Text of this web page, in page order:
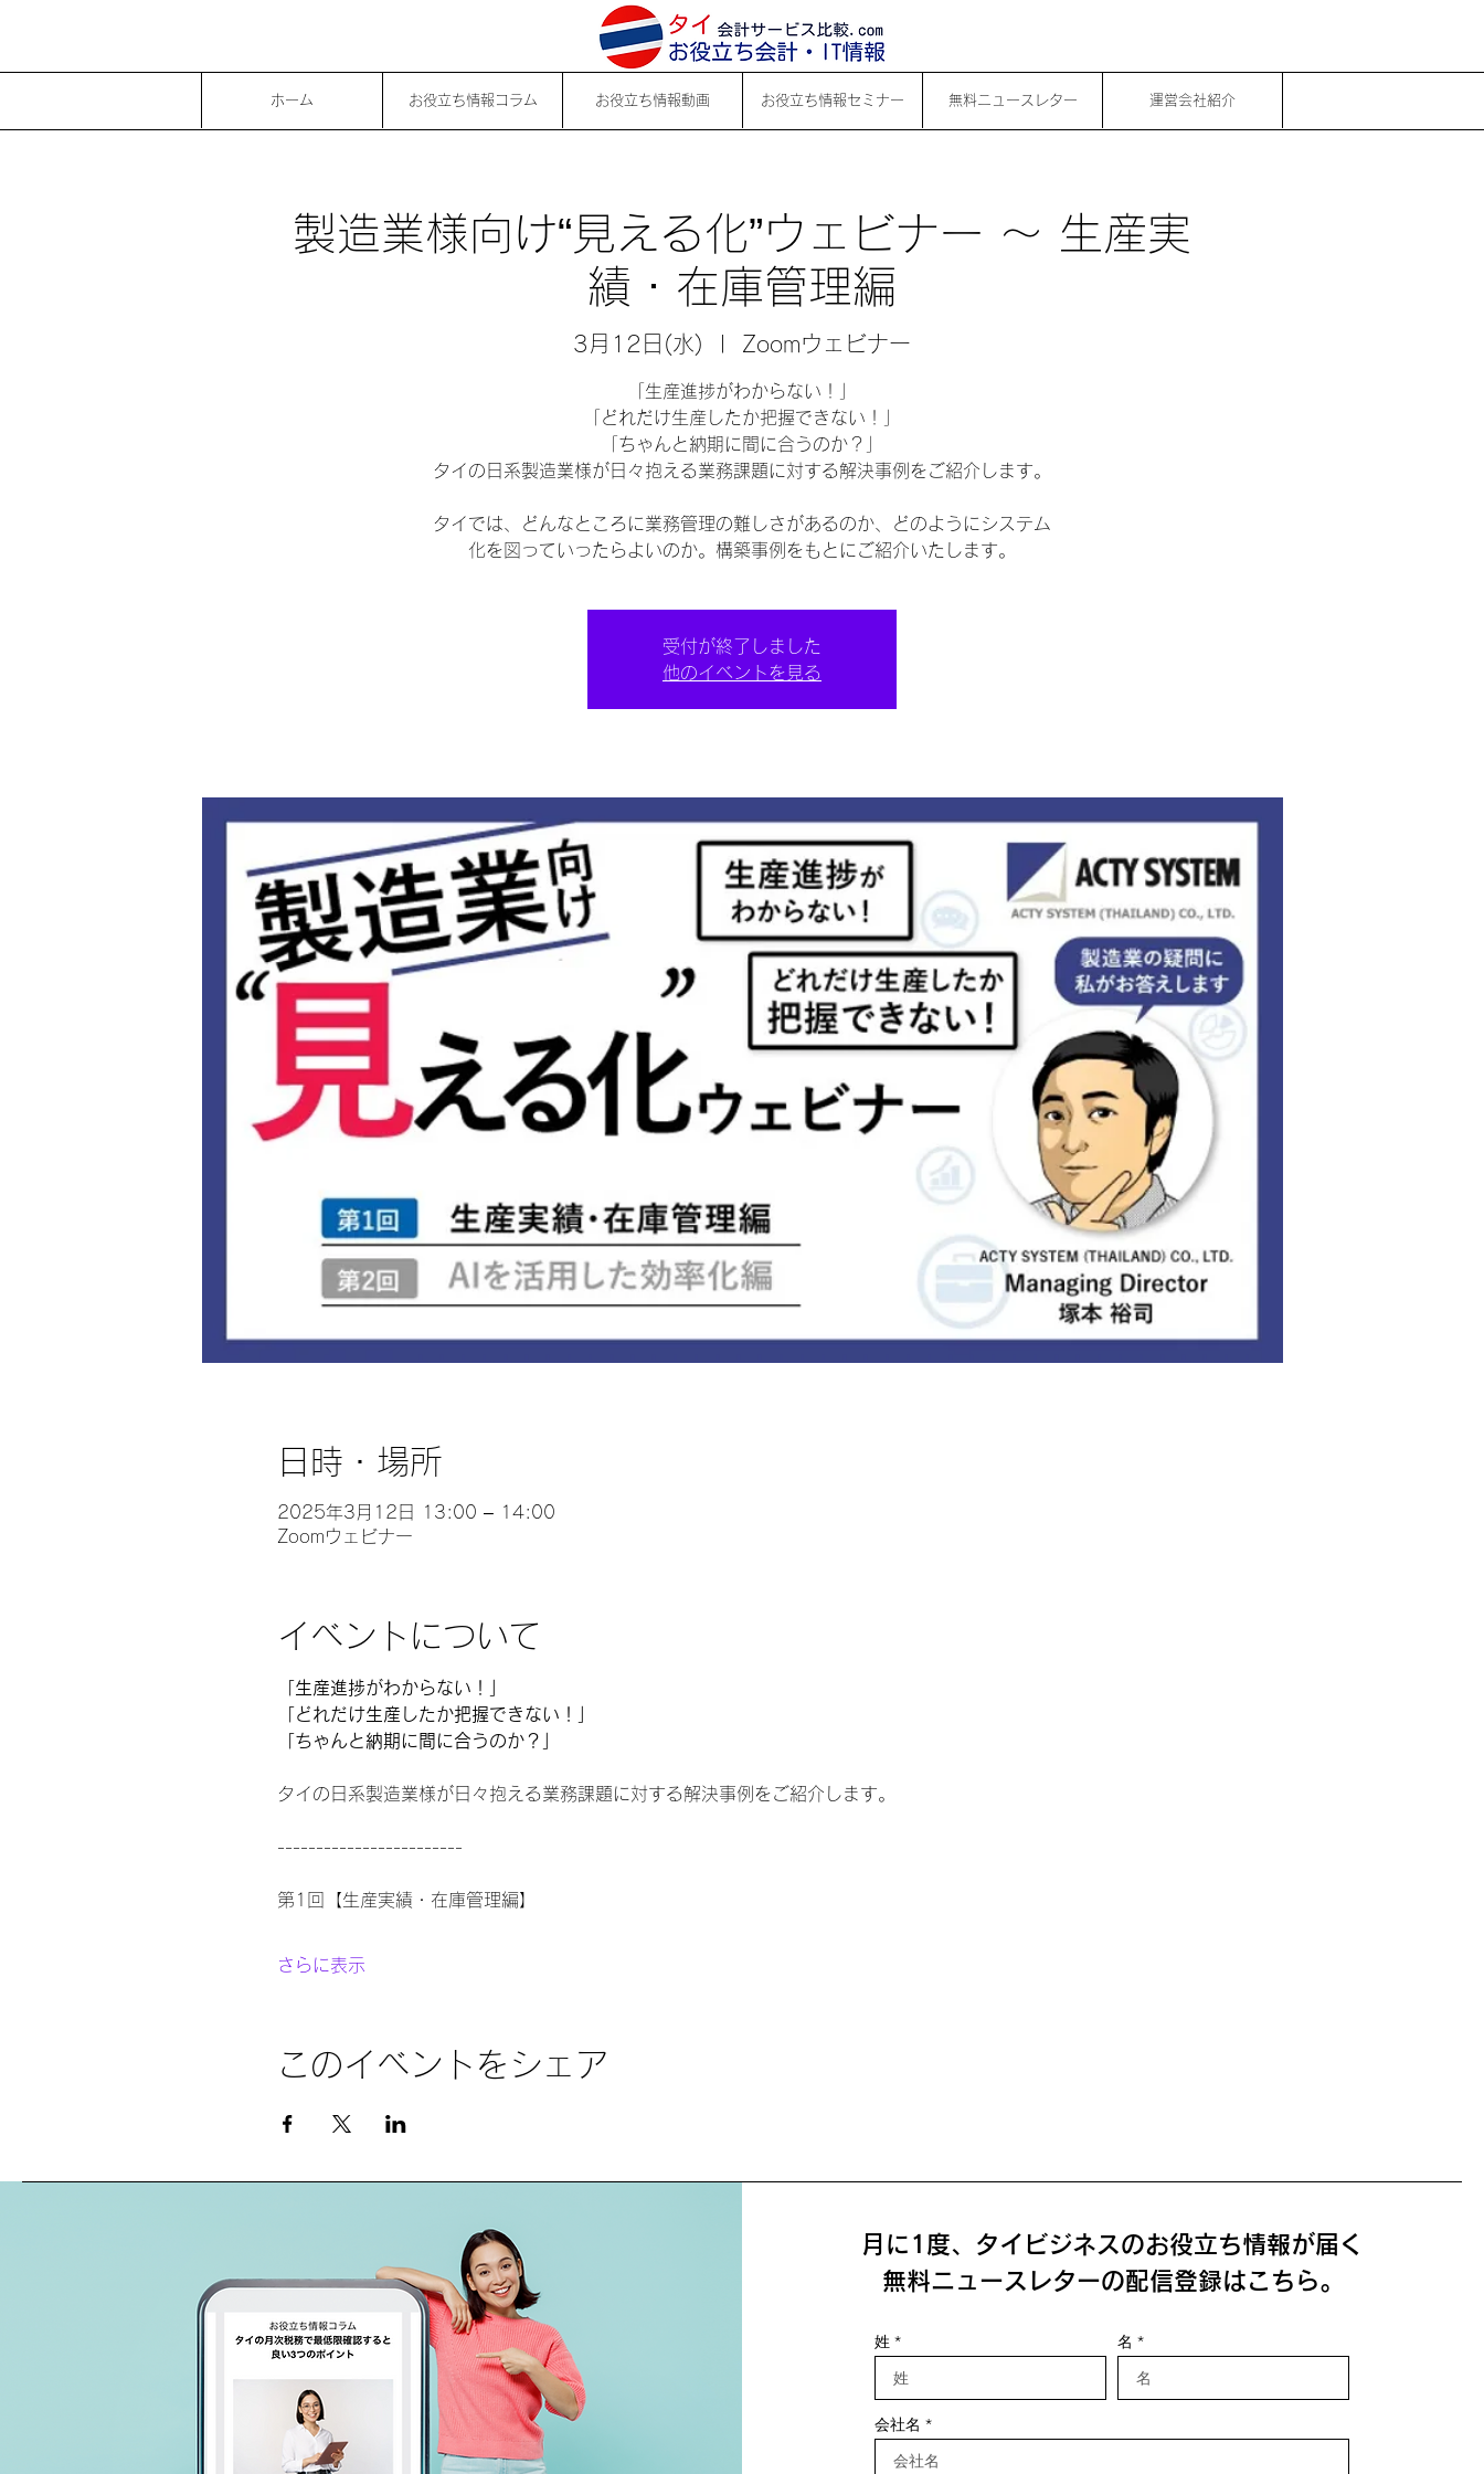
ホーム お役立ち情報コラム お役立ち情報動画 お役立ち情報セミナー 無料ニュースレター 運営会社紹介
製造業様向け“見える化”ウェビナー ～ 生産実
績・在庫管理編
3月12日(水) Zoomウェビナー
「生産進捗がわからない！」
「どれだけ生産したか把握できない！」
「ちゃんと納期に間に合うのか？」
タイの日系製造業様が日々抱える業務課題に対する解決事例をご紹介します。
タイでは、どんなところに業務管理の難しさがあるのか、どのようにシステム
化を図っていったらよいのか。構築事例をもとにご紹介いたします。
受付が終了しました
他のイベントを見る
日時・場所
2025年3月12日 13:00 – 14:00
Zoomウェビナー
イベントについて
「生産進捗がわからない！」
「どれだけ生産したか把握できない！」
「ちゃんと納期に間に合うのか？」
タイの日系製造業様が日々抱える業務課題に対する解決事例をご紹介します。
------------------------
第1回【生産実績・在庫管理編】
さらに表示
このイベントをシェア
月に1度、タイビジネスのお役立ち情報が届く
無料ニュースレターの配信登録はこちら。
姓 名
会社名